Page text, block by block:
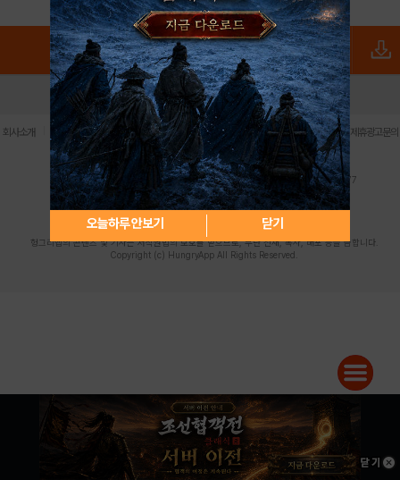
오늘하루 안보기 닫기
로그인 PC버전 전체앱
회사소개 이용약관 | 개인정보 처리방침 | 청소년 보호정책 | 불법촬영물 신고센터 | 제휴광고문의
사업자등록번호:119-86-61101 (주)스마트나우 대표이사:송현두
주소: 서울시 금천구 가산디지털1로 171 연락처:063-284-8635 팩스:02-6265-0377
청소년보호책임자:김동욱desk@hungryapp.co.kr
등록번호:서울아02322 | 등록일자:2016년4월25일
발행인:(주)스마트나우 송현두 | 편집인:김동욱
헝그리앱의 콘텐츠 및 기사는 저작권법의 보호를 받으므로, 무단 전재, 복사, 배포 등을 금합니다.
Copyright (c) HungryApp All Rights Reserved.